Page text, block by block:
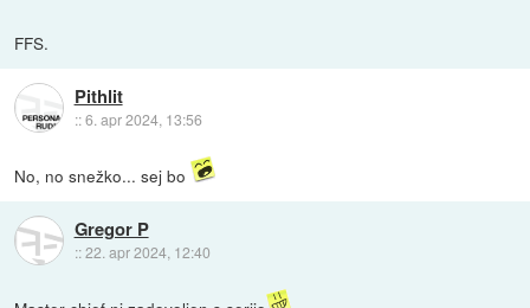
FFS.
Pithlit
::6. apr 2024, 13:56
No, no snežko... sej bo
Gregor P
::22. apr 2024, 12:40